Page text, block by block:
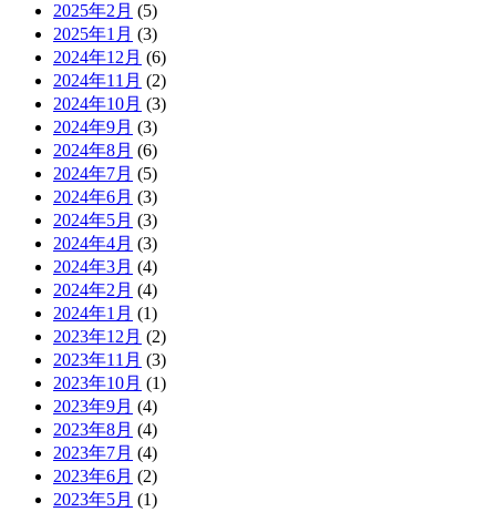
2025年2月 (5)
2025年1月 (3)
2024年12月 (6)
2024年11月 (2)
2024年10月 (3)
2024年9月 (3)
2024年8月 (6)
2024年7月 (5)
2024年6月 (3)
2024年5月 (3)
2024年4月 (3)
2024年3月 (4)
2024年2月 (4)
2024年1月 (1)
2023年12月 (2)
2023年11月 (3)
2023年10月 (1)
2023年9月 (4)
2023年8月 (4)
2023年7月 (4)
2023年6月 (2)
2023年5月 (1)